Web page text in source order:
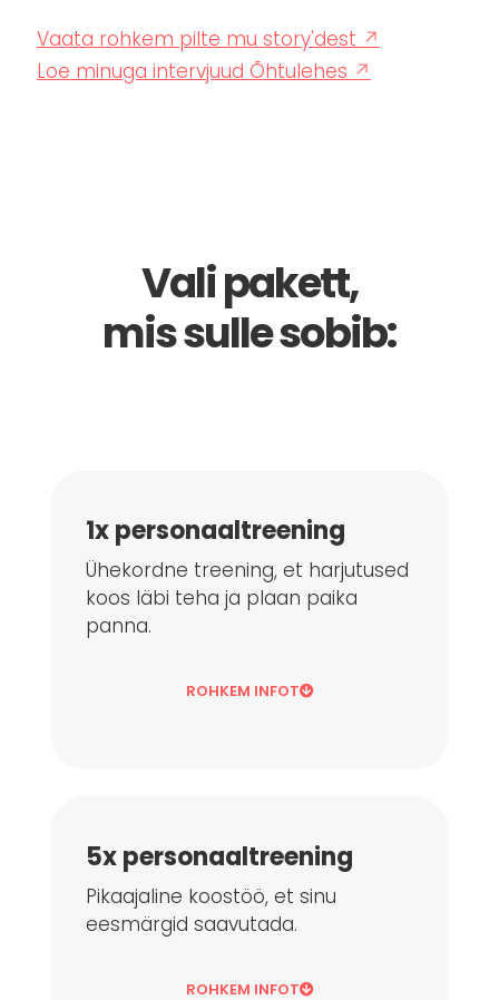
Vaata rohkem pilte mu story'dest ↗
Loe minuga intervjuud Õhtulehes ↗
Vali pakett,
mis sulle sobib:
1x personaaltreening
Ühekordne treening, et harjutused
koos läbi teha ja plaan paika
panna.
ROHKEM INFOT
5x personaaltreening
Pikaajaline koostöö, et sinu
eesmärgid saavutada.
ROHKEM INFOT